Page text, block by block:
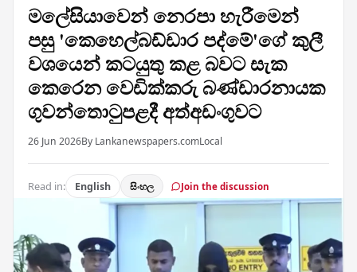
මලේසියාවෙන් නෙරපා හැරීමෙන්
පසු 'කෙහෙල්බඩ්ඩාර පද්මේ'ගේ කුලී
වශයෙන් කටයුතු කළ බවට සැක
කෙරෙන වෙඩික්කරු බණ්ඩාරනායක
ගුවන්තොටුපළදී අත්අඩංගුවට
26 Jun 2026By Lankanewspapers.comLocal
Read in: English සිංහල Join the discussion